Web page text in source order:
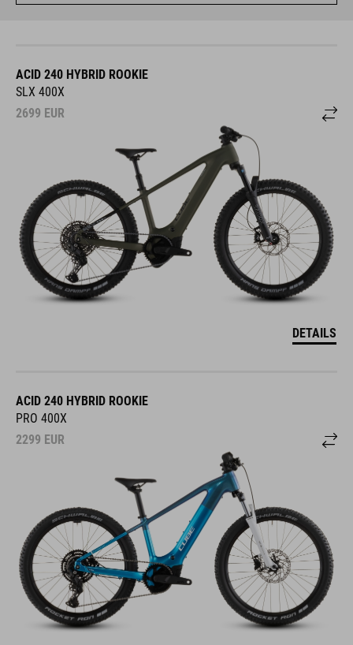
ACID 240 HYBRID ROOKIE
SLX 400X
2699 EUR
DETAILS
ACID 240 HYBRID ROOKIE
PRO 400X
2299 EUR